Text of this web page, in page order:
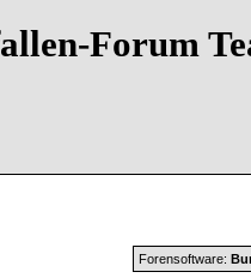
Forum
Forensoftware: